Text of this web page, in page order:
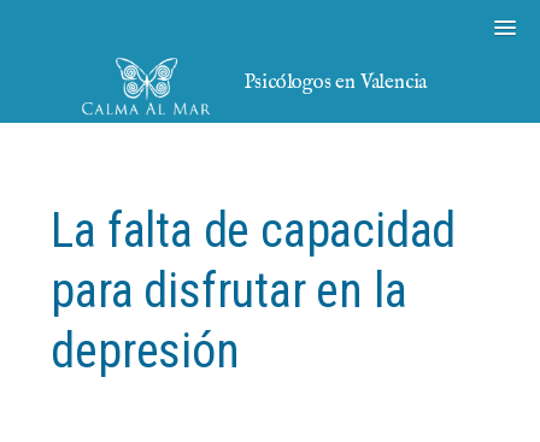
Psicólogos en Valencia
La falta de capacidad
para disfrutar en la
depresión